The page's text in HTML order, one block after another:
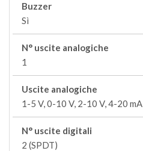
Buzzer
Sì
N° uscite analogiche
1
Uscite analogiche
1-5 V, 0-10 V, 2-10 V, 4-20 mA
N° uscite digitali
2 (SPDT)